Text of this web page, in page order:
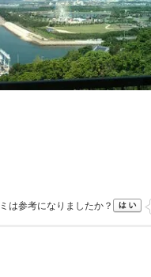
は参考になりましたか？